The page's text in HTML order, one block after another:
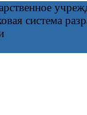
система